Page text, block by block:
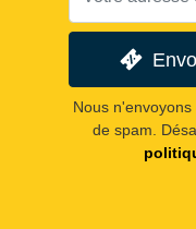
Nous
de spam.